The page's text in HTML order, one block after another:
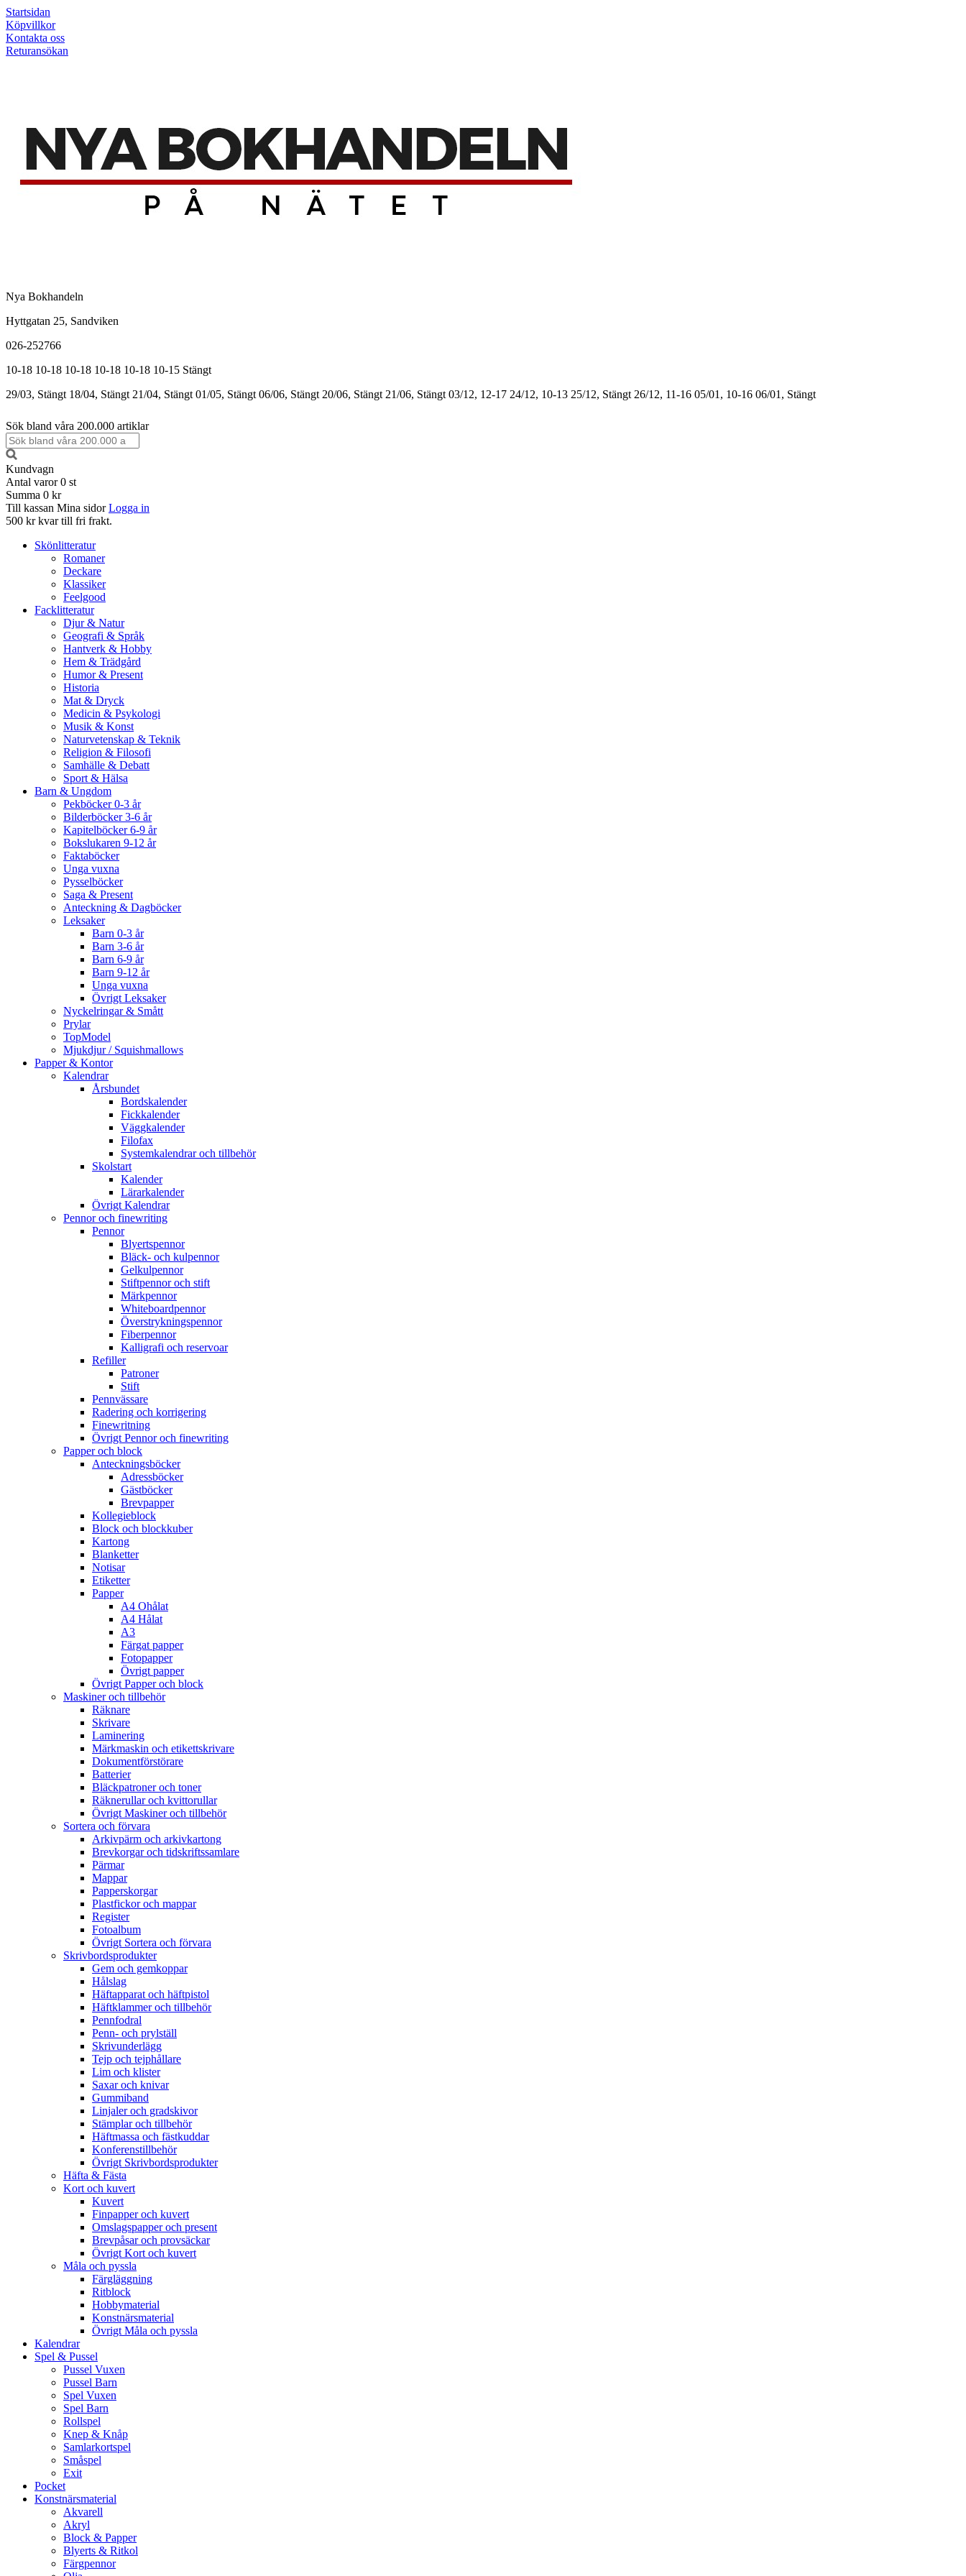
Startsidan
Köpvillkor
Kontakta oss
Returansökan
Nya Bokhandeln
Hyttgatan 25, Sandviken
026-252766
10-18 10-18 10-18 10-18 10-18 10-15 Stängt
29/03, Stängt 18/04, Stängt 21/04, Stängt 01/05, Stängt 06/06, Stängt 20/06, Stängt 21/06, Stängt 03/12, 12-17 24/12, 10-13 25/12, Stängt 26/12, 11-16 05/01, 10-16 06/01, Stängt
Sök bland våra 200.000 artiklar
Kundvagn
Antal varor 0 st
Summa 0 kr
Till kassan Mina sidor Logga in
500 kr kvar till fri frakt.
Skönlitteratur
Romaner
Deckare
Klassiker
Feelgood
Facklitteratur
Djur & Natur
Geografi & Språk
Hantverk & Hobby
Hem & Trädgård
Humor & Present
Historia
Mat & Dryck
Medicin & Psykologi
Musik & Konst
Naturvetenskap & Teknik
Religion & Filosofi
Samhälle & Debatt
Sport & Hälsa
Barn & Ungdom
Pekböcker 0-3 år
Bilderböcker 3-6 år
Kapitelböcker 6-9 år
Bokslukaren 9-12 år
Faktaböcker
Unga vuxna
Pysselböcker
Saga & Present
Anteckning & Dagböcker
Leksaker
Barn 0-3 år
Barn 3-6 år
Barn 6-9 år
Barn 9-12 år
Unga vuxna
Övrigt Leksaker
Nyckelringar & Smått
Prylar
TopModel
Mjukdjur / Squishmallows
Papper & Kontor
Kalendrar
Årsbundet
Bordskalender
Fickkalender
Väggkalender
Filofax
Systemkalendrar och tillbehör
Skolstart
Kalender
Lärarkalender
Övrigt Kalendrar
Pennor och finewriting
Pennor
Blyertspennor
Bläck- och kulpennor
Gelkulpennor
Stiftpennor och stift
Märkpennor
Whiteboardpennor
Överstrykningspennor
Fiberpennor
Kalligrafi och reservoar
Refiller
Patroner
Stift
Pennvässare
Radering och korrigering
Finewritning
Övrigt Pennor och finewriting
Papper och block
Anteckningsböcker
Adressböcker
Gästböcker
Brevpapper
Kollegieblock
Block och blockkuber
Kartong
Blanketter
Notisar
Etiketter
Papper
A4 Ohålat
A4 Hålat
A3
Färgat papper
Fotopapper
Övrigt papper
Övrigt Papper och block
Maskiner och tillbehör
Räknare
Skrivare
Laminering
Märkmaskin och etikettskrivare
Dokumentförstörare
Batterier
Bläckpatroner och toner
Räknerullar och kvittorullar
Övrigt Maskiner och tillbehör
Sortera och förvara
Arkivpärm och arkivkartong
Brevkorgar och tidskriftssamlare
Pärmar
Mappar
Papperskorgar
Plastfickor och mappar
Register
Fotoalbum
Övrigt Sortera och förvara
Skrivbordsprodukter
Gem och gemkoppar
Hålslag
Häftapparat och häftpistol
Häftklammer och tillbehör
Pennfodral
Penn- och prylställ
Skrivunderlägg
Tejp och tejphållare
Lim och klister
Saxar och knivar
Gummiband
Linjaler och gradskivor
Stämplar och tillbehör
Häftmassa och fästkuddar
Konferenstillbehör
Övrigt Skrivbordsprodukter
Häfta & Fästa
Kort och kuvert
Kuvert
Finpapper och kuvert
Omslagspapper och present
Brevpåsar och provsäckar
Övrigt Kort och kuvert
Måla och pyssla
Färgläggning
Ritblock
Hobbymaterial
Konstnärsmaterial
Övrigt Måla och pyssla
Kalendrar
Spel & Pussel
Pussel Vuxen
Pussel Barn
Spel Vuxen
Spel Barn
Rollspel
Knep & Knåp
Samlarkortspel
Småspel
Exit
Pocket
Konstnärsmaterial
Akvarell
Akryl
Block & Papper
Blyerts & Ritkol
Färgpennor